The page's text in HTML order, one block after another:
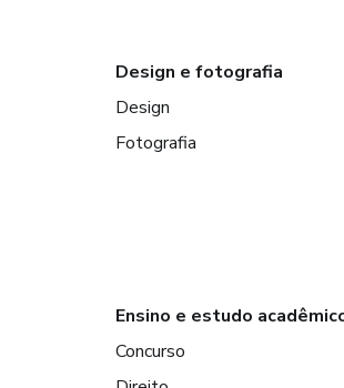
Design e fotografia
Design
Fotografia
Ensino e estudo
Concurso